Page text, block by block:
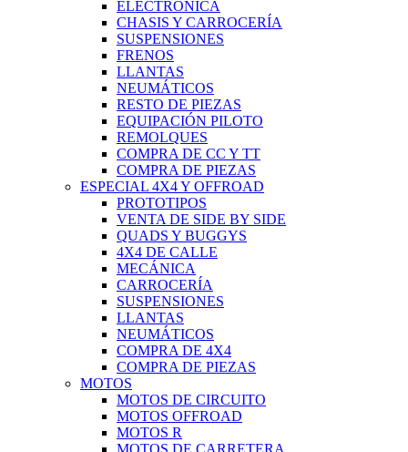
ELECTRÓNICA
CHASIS Y CARROCERÍA
SUSPENSIONES
FRENOS
LLANTAS
NEUMÁTICOS
RESTO DE PIEZAS
EQUIPACIÓN PILOTO
REMOLQUES
COMPRA DE CC Y TT
COMPRA DE PIEZAS
ESPECIAL 4X4 Y OFFROAD
PROTOTIPOS
VENTA DE SIDE BY SIDE
QUADS Y BUGGYS
4X4 DE CALLE
MECÁNICA
CARROCERÍA
SUSPENSIONES
LLANTAS
NEUMÁTICOS
COMPRA DE 4X4
COMPRA DE PIEZAS
MOTOS
MOTOS DE CIRCUITO
MOTOS OFFROAD
MOTOS R
MOTOS DE CARRETERA